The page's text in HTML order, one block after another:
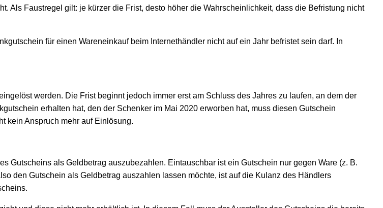
Als Faustregel gilt: je kürzer die Frist, desto höher die Wahrscheinlichkeit, dass die Befristung nicht
für einen Wareneinkauf beim Internethändler nicht auf ein Jahr befristet sein darf. In
werden. Die Frist beginnt jedoch immer erst am Schluss des Jahres zu laufen, an dem der
erhalten hat, den der Schenker im Mai 2020 erworben hat, muss diesen Gutschein
kein Anspruch mehr auf Einlösung.
Gutscheins als Geldbetrag auszubezahlen. Eintauschbar ist ein Gutschein nur gegen Ware (z. B.
den Gutschein als Geldbetrag auszahlen lassen möchte, ist auf die Kulanz des Händlers